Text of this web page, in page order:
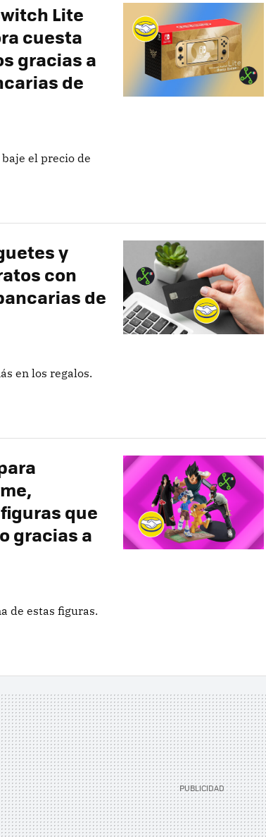
Lite
cuesta
gracias a
de
el precio de
y
con
de
en los regalos.
que
gracias a
de estas figuras.